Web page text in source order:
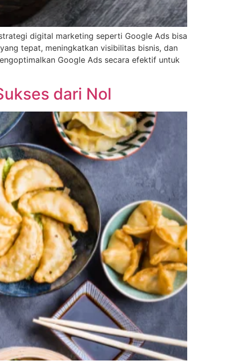
digital marketing seperti Google Ads bisa
tepat, meningkatkan visibilitas bisnis, dan
Google Ads secara efektif untuk
dari Nol